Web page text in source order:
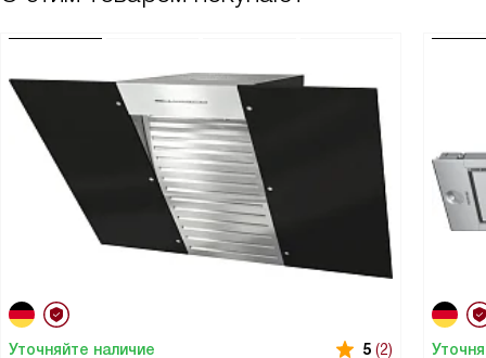
Уточняйте наличие 5 (2)